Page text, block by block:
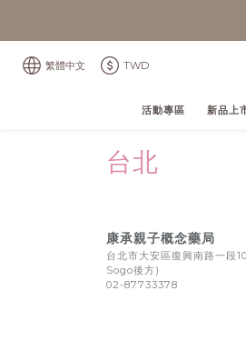
繁體中文 TWD
活動專區 新品上
台北
康承親子概念藥局
台北市大安區復興南路一段
Sogo後方)
02-87733378